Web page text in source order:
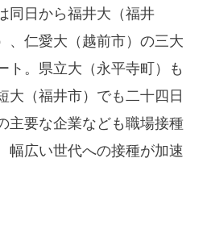
同日から福井大（福井
、仁愛大（越前市）の三大
ト。県立大（永平寺町）も
大（福井市）でも二十四日
主要な企業なども職場接種
幅広い世代への接種が加速